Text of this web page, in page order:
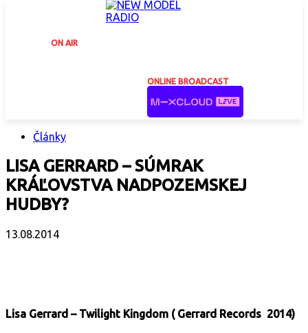
ON AIR
ONLINE BROADCAST
Články
LISA GERRARD – SÚMRAK
KRÁĽOVSTVA NADPOZEMSKEJ
HUDBY?
13.08.2014
Lisa Gerrard – Twilight Kingdom ( Gerrard Records 2014)